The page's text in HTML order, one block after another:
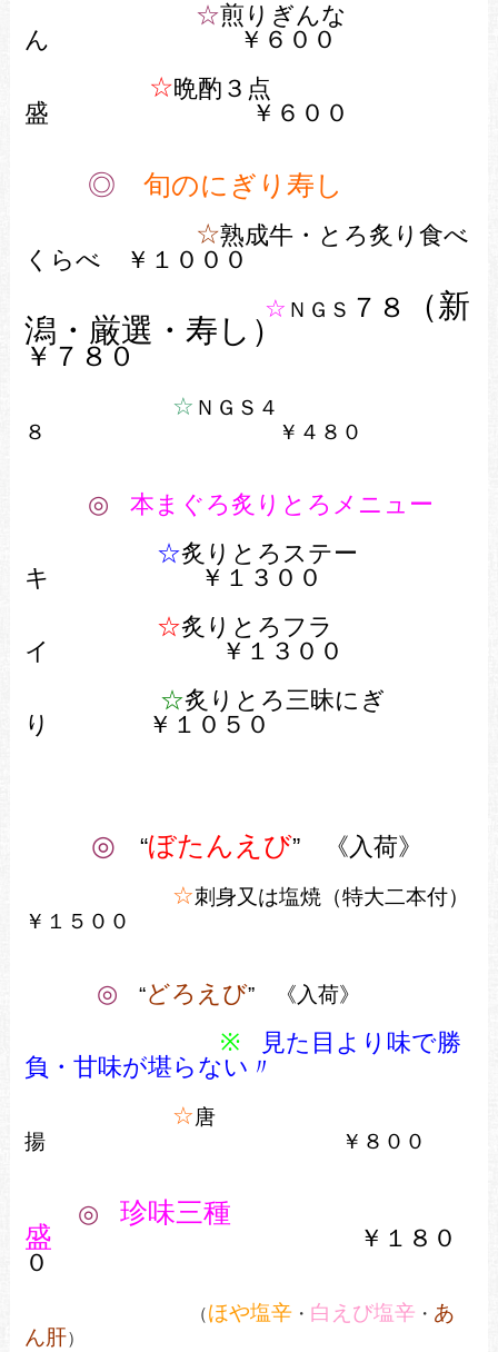
☆煎りぎんな
ん
￥６００
☆晩酌３点
盛 ￥６００
◎ 旬のにぎり寿し
☆熟成牛・とろ炙り食べ
くらべ ￥１０００
☆ ＮＧＳ ７８ （新
潟・厳選・寿し）
￥７８０
☆ ＮＧＳ４
８ ￥４８０
◎
本まぐろ炙りとろメニュー
☆炙りとろステー
キ
￥１３００
☆炙りとろフラ
イ ￥１３００
☆炙りとろ三昧にぎ
り ￥１０５０
◎ “ぼたんえび” 《入荷》
☆刺身又は塩焼（特大二本付）
￥１５００
◎ “どろえび” 《入荷》
※
見た目より味で勝
負・甘味が堪らない〃
☆唐
揚 ￥８００
◎ 珍味三種
盛
￥１８０
０
（ほや塩辛・ 白えび塩辛 ・ あ
ん肝）